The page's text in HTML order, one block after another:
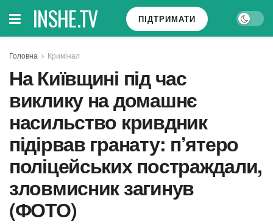
INSHE.TV ПІДТРИМАТИ
Головна Кримінал
На Київщині під час
виклику на домашнє
насильство кривдник
підірвав гранату: п’ятеро
поліцейських постраждали,
зловмисник загинув
(ФОТО)